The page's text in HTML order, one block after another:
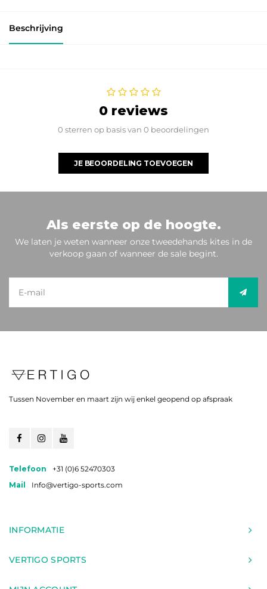
Beschrijving
0 reviews
0 sterren op basis van 0 beoordelingen
JE BEOORDELING TOEVOEGEN
Als eerste op de hoogte.
We laten je weten wanneer onze tweedehands kites in de
verkoop gaan of wanneer de sale begint.
Tussen November en maart zijn wij enkel geopend op afspraak
Telefoon
+31 (0)6 52470303
Mail
Info@vertigo-sports.com
INFORMATIE
VERTIGO SPORTS